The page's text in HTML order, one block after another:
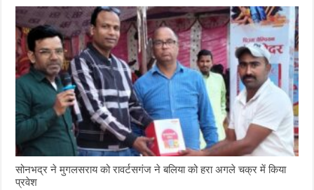
सोनभद्र ने मुगलसराय को रावर्टसगंज ने बलिया को हरा अगले चक्र में किया
प्रवेश